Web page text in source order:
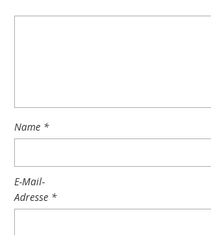
Name *
E-Mail-
Adresse *